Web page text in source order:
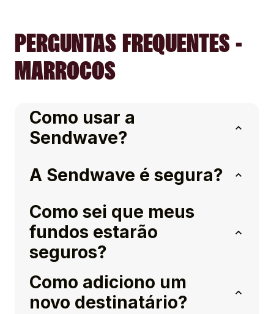
PERGUNTAS FREQUENTES -
MARROCOS
Como usar a
Sendwave?
A Sendwave é segura?
Como sei que meus
fundos estarão
seguros?
Como adiciono um
novo destinatário?